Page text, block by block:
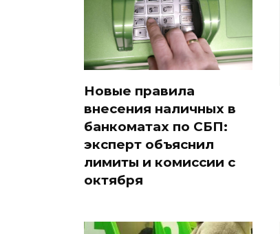
Новые правила
внесения наличных в
банкоматах по СБП:
эксперт объяснил
лимиты и комиссии с
октября